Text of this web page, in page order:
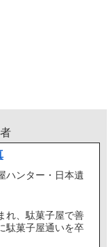
ハンター・日本遺
れ、駄菓子屋で善
駄菓子屋通いを卒